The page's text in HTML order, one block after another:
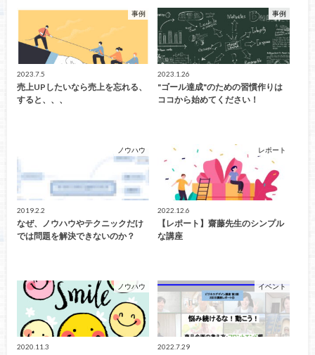
事例
2023.7.5
売上UPしたいなら売上を忘れる、
すると、、、
事例
2023.1.26
"ゴール達成"のための習慣作りは
ココから始めてください！
ノウハウ
2019.2.2
なぜ、ノウハウやテクニックだけ
では問題を解決できないのか？
レポート
2022.12.6
【レポート】齋藤先生のシンプル
な講座
ノウハウ
2020.11.3
イベント
2022.7.29